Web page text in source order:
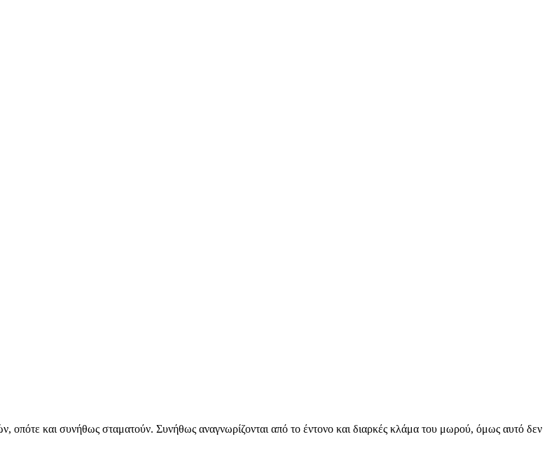
οπότε και συνήθως σταματούν. Συνήθως αναγνωρίζονται από το έντονο και διαρκές κλάμα του μωρού, όμως αυτό δεν